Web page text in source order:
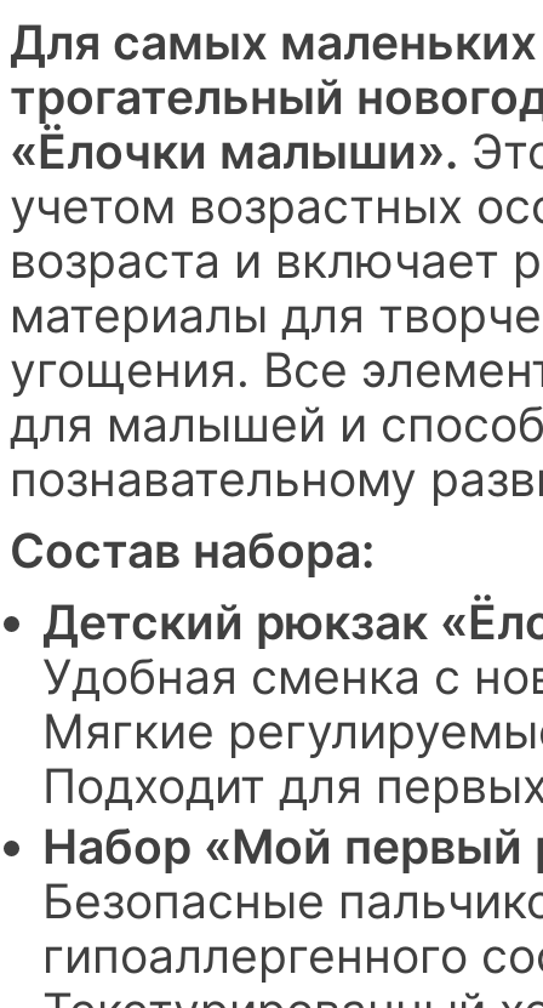
Для самых
трогательный
«Ёлочки малыши».
учетом возрастных
возраста и включает
материалы для
угощения. Все
для малышей и
познавательному
Состав набора:
Детский рюкзак
Удобная сменка с
Мягкие
Подходит для
Набор «Мой первый
Безопасные
гипоаллергенного